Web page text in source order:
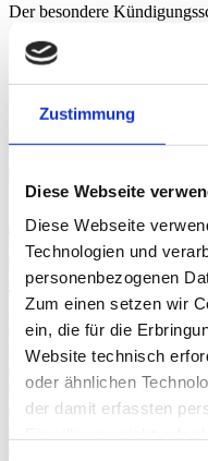
Zustimmung
Diese Webseite
Diese Webseite
Technologien und
personenbezogenen
Zum einen setzen wir
ein, die für die
Website technisch
oder ähnlichen
der damit erfassten
Der besondere
für den Arbeitgeber
Experten ist daher nicht
Experten der dhpg beraten
Erlischt der
gemäß
Beschäftigtenzahl eines
sinkt, ab dem seine
hatte sich das
Datenschutz